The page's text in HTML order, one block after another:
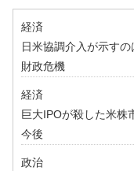
経済
日米協調介入が示す
財政危機
経済
巨大IPOが殺した米株
今後
政治